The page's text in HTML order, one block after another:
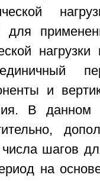
для
и
В данном
шагов
на